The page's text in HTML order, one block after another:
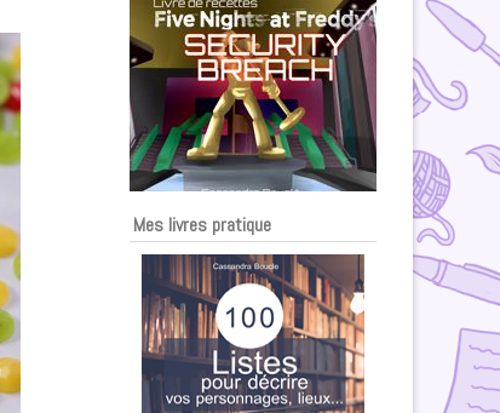
Mes livres pratique